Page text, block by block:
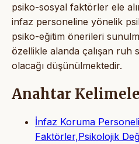
psiko-sosyal faktörler ele
infaz personeline yönelik
psiko-eğitim önerileri
özellikle alanda çalışan ruh
olacağı düşünülmektedir.
Anahtar
İnfaz Koruma
Faktörler,Psikolojik